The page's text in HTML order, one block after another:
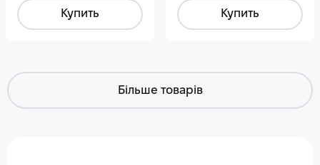
Купить Купить
Більше товарів